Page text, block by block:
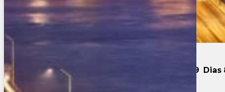
Oeste Magico con Los Angeles 2026 9 Dias